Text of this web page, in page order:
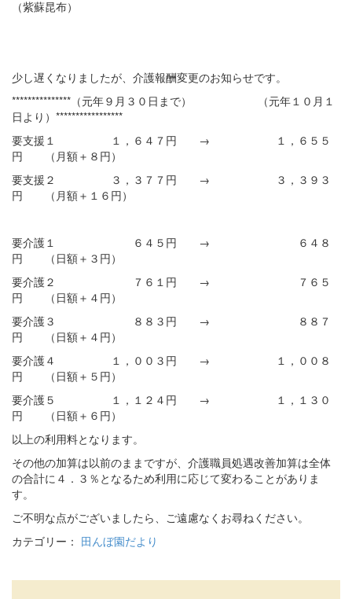
（紫蘇昆布）
少し遅くなりましたが、介護報酬変更のお知らせです。
***************（元年９月３０日まで） （元年１０月１
日より）*****************
要支援１ １，６４７円 → １，６５５
円 （月額＋８円）
要支援２ ３，３７７円 → ３，３９３
円 （月額＋１６円）
要介護１ ６４５円 → ６４８
円 （日額＋３円）
要介護２ ７６１円 → ７６５
円 （日額＋４円）
要介護３ ８８３円 → ８８７
円 （日額＋４円）
要介護４ １，００３円 → １，００８
円 （日額＋５円）
要介護５ １，１２４円 → １，１３０
円 （日額＋６円）
以上の利用料となります。
その他の加算は以前のままですが、介護職員処遇改善加算は全体
の合計に４．３％となるため利用に応じて変わることがありま
す。
ご不明な点がございましたら、ご遠慮なくお尋ねください。
カテゴリー： 田んぼ園だより